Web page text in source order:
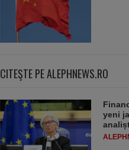
CITEŞTE PE ALEPHNEWS.RO
yeni